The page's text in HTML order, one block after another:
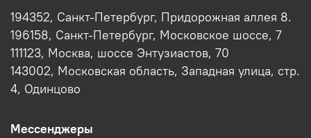
194352, Санкт-Петербург, Придорожная аллея 8.
196158, Санкт-Петербург, Московское шоссе, 7
111123, Москва, шоссе Энтузиастов, 70
143002, Московская область, Западная улица, стр.
4, Одинцово
Мессенджеры